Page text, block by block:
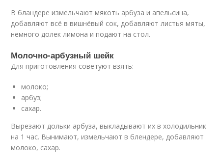
В бландере измельчают мякоть арбуза и апельсина,
добавляют всё в вишнёвый сок, добавляют листья мяты,
немного долек лимона и подают на стол.
Молочно-арбузный шейк
Для приготовления советуют взять:
молоко;
арбуз;
сахар.
Вырезают дольки арбуза, выкладывают их в холодильник
на 1 час. Вынимают, измельчают в блендере, добавляют
молоко, сахар.